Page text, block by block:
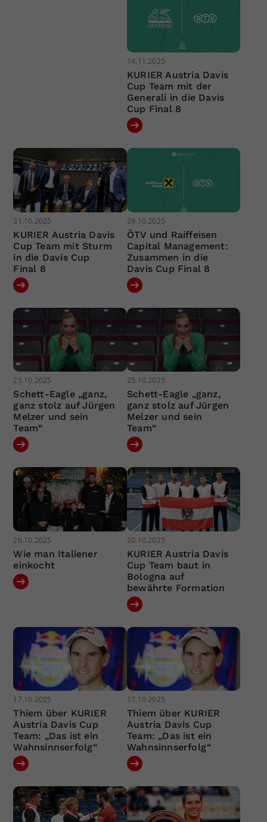
14.11.2025
KURIER Austria Davis
Cup Team mit der
Generali in die Davis
Cup Final 8
31.10.2025
KURIER Austria Davis
Cup Team mit Sturm
in die Davis Cup
Final 8
29.10.2025
ÖTV und Raiffeisen
Capital Management:
Zusammen in die
Davis Cup Final 8
25.10.2025
Schett-Eagle „ganz,
ganz stolz auf Jürgen
Melzer und sein
Team“
25.10.2025
Schett-Eagle „ganz,
ganz stolz auf Jürgen
Melzer und sein
Team“
20.10.2025
Wie man Italiener
einkocht
20.10.2025
KURIER Austria Davis
Cup Team baut in
Bologna auf
bewährte Formation
17.10.2025
Thiem über KURIER
Austria Davis Cup
Team: „Das ist ein
Wahnsinnserfolg“
17.10.2025
Thiem über KURIER
Austria Davis Cup
Team: „Das ist ein
Wahnsinnserfolg“